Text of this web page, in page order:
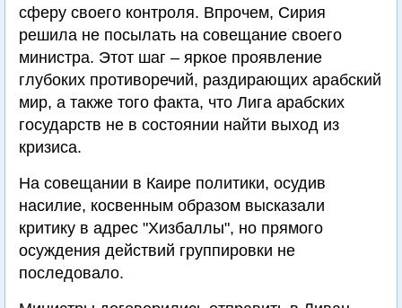
сферу своего контроля. Впрочем, Сирия
решила не посылать на совещание своего
министра. Этот шаг – яркое проявление
глубоких противоречий, раздирающих арабский
мир, а также того факта, что Лига арабских
государств не в состоянии найти выход из
кризиса.
На совещании в Каире политики, осудив
насилие, косвенным образом высказали
критику в адрес "Хизбаллы", но прямого
осуждения действий группировки не
последовало.